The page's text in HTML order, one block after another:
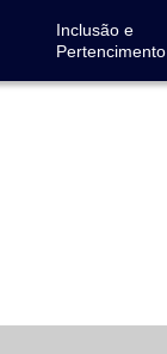
Inclusão e
Pertencimento